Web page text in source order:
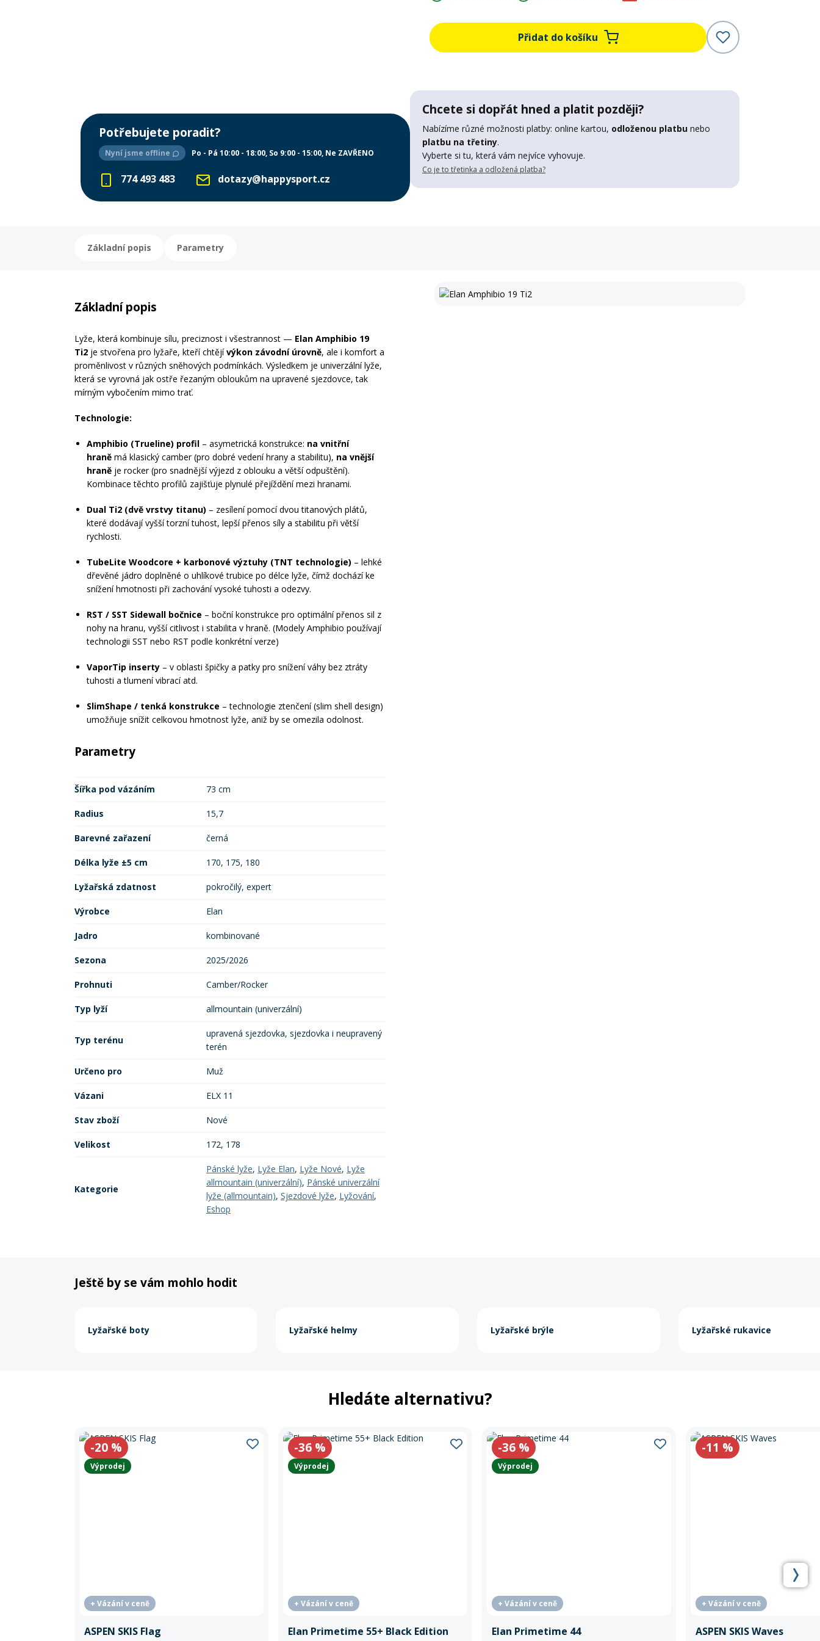
Přidat do košíku
Chcete si dopřát hned a platit později?
Nabízíme různé možnosti platby: online kartou, odloženou platbu nebo
platbu na třetiny.
Vyberte si tu, která vám nejvíce vyhovuje.
Co je to třetinka a odložená platba?
Potřebujete poradit?
Nyní jsme offline Po - Pá 10:00 - 18:00 So 9:00 - 15:00 Ne ZAVŘENO
774 493 483 dotazy@happysport.cz
Základní popis Parametry
Základní popis
Lyže, která kombinuje sílu, preciznost i všestrannost — Elan Amphibio 19
Ti2 je stvořena pro lyžaře, kteří chtějívýkon závodní úrovně, ale i komfort a
proměnlivost v různých sněhových podmínkách. Výsledkem je univerzální lyže,
která se vyrovná jak ostře řezaným obloukům na upravené sjezdovce, tak
mírným vybočením mimo trať.
Technologie:
Amphibio (Trueline) profil – asymetrická konstrukce: na vnitřní
hraně má klasický camber (pro dobré vedení hrany a stabilitu), na vnější
hraně je rocker (pro snadnější výjezd z oblouku a větší odpuštění).
Kombinace těchto profilů zajišťuje plynulé přejíždění mezi hranami.
Dual Ti2 (dvě vrstvy titanu) – zesílení pomocí dvou titanových plátů,
které dodávají vyšší torzní tuhost, lepší přenos síly a stabilitu při větší
rychlosti.
TubeLite Woodcore + karbonové výztuhy (TNT technologie) – lehké
dřevěné jádro doplněné o uhlíkové trubice po délce lyže, čímž dochází ke
snížení hmotnosti při zachování vysoké tuhosti a odezvy.
RST / SST Sidewall bočnice – boční konstrukce pro optimální přenos sil z
nohy na hranu, vyšší citlivost i stabilita v hraně. (Modely Amphibio používají
technologii SST nebo RST podle konkrétní verze)
VaporTip inserty – v oblasti špičky a patky pro snížení váhy bez ztráty
tuhosti a tlumení vibrací atd.
SlimShape / tenká konstrukce – technologie ztenčení (slim shell design)
umožňuje snížit celkovou hmotnost lyže, aniž by se omezila odolnost.
Parametry
Šířka pod vázáním 73 cm
Radius 15,7
Barevné zařazení černá
Délka lyže ±5 cm 170, 175, 180
Lyžařská zdatnost pokročilý, expert
Výrobce Elan
Jadro kombinované
Sezona 2025/2026
Prohnuti Camber/Rocker
Typ lyží allmountain (univerzální)
Typ terénu
upravená sjezdovka, sjezdovka i neupravený
terén
Určeno pro Muž
Vázani ELX 11
Stav zboží Nové
Velikost 172, 178
Kategorie
Pánské lyže, Lyže Elan, Lyže Nové, Lyže
allmountain (univerzální), Pánské univerzální
lyže (allmountain), Sjezdové lyže, Lyžování,
Eshop
Ještě by se vám mohlo hodit
Lyžařské boty Lyžařské helmy Lyžařské brýle Lyžařské rukavice
Hledáte alternativu?
-20 %
Výprodej
+ Vázání v ceně
ASPEN SKIS Flag
-36 %
Výprodej
+ Vázání v ceně
Elan Primetime 55+ Black Edition
-36 %
Výprodej
+ Vázání v ceně
Elan Primetime 44
-11 %
+ Vázání v ceně
ASPEN SKIS Waves